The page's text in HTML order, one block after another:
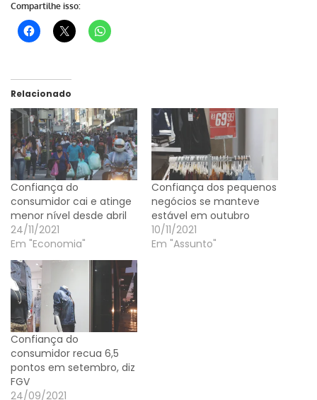
Compartilhe isso:
Relacionado
Confiança do
consumidor cai e atinge
menor nível desde abril
24/11/2021
Em "Economia"
Confiança dos pequenos
negócios se manteve
estável em outubro
10/11/2021
Em "Assunto"
Confiança do
consumidor recua 6,5
pontos em setembro, diz
FGV
24/09/2021